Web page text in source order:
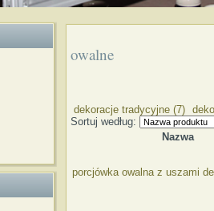
owalne
dekoracje tradycyjne (7)
Sortuj według:
Nazwa
porcjówka owalna z uszami